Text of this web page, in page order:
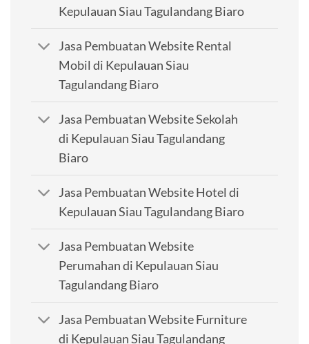
Kepulauan Siau Tagulandang Biaro
Jasa Pembuatan Website Rental
Mobil di Kepulauan Siau
Tagulandang Biaro
Jasa Pembuatan Website Sekolah
di Kepulauan Siau Tagulandang
Biaro
Jasa Pembuatan Website Hotel di
Kepulauan Siau Tagulandang Biaro
Jasa Pembuatan Website
Perumahan di Kepulauan Siau
Tagulandang Biaro
Jasa Pembuatan Website Furniture
di Kepulauan Siau Tagulandang